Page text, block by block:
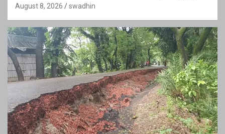
August 8, 2026 swadhin